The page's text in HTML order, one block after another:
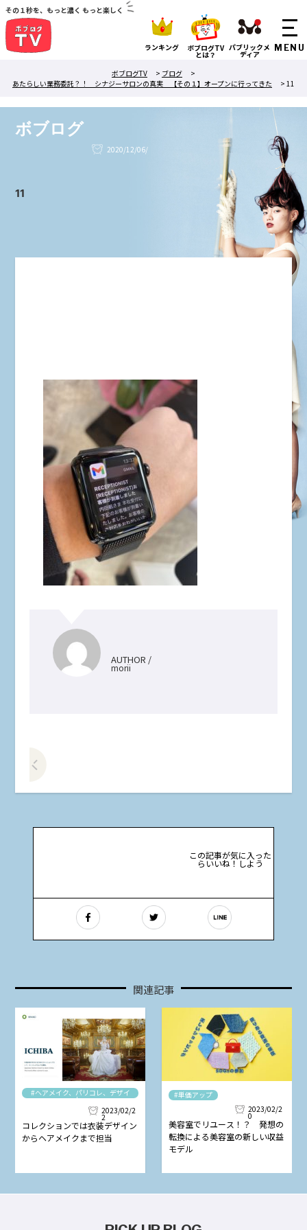
その１秒を、もっと濃く もっと楽しく
ランキング ボブログTV
とは？
パブリックメ
ディア
ボブログTV
> ブログ
>
あたらしい業務委託？！ シナジーサロンの真実 【その１】オープンに行ってきた
> 11
ボブログ
2020/12/06/
11
AUTHOR /
morii
この記事が気に入った
らいいね！しよう
関連記事
#ヘアメイク、パリコレ、デザイ
ナー
2023/02/2
2
コレクションでは衣装デザイン
からヘアメイクまで担当
#単価アップ
2023/02/2
0
美容室でリユース！？ 発想の
転換による美容室の新しい収益
モデル